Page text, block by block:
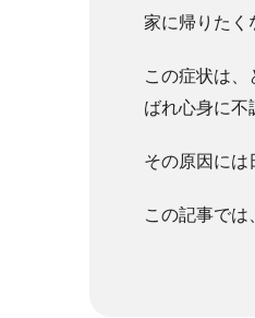
家に帰りたく
この症状は、
ばれ心身に不
その原因には
この記事では